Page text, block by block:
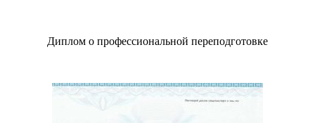
Диплом о профессиональной переподготовке